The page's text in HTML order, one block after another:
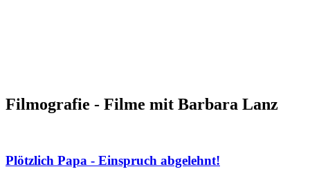
Filmografie - Filme mit Barbara Lanz
Plötzlich Papa - Einspruch abgelehnt!